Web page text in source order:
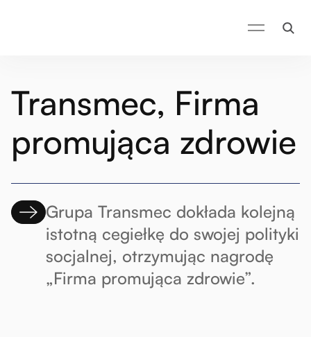
Transmec, Firma
promująca zdrowie
Grupa Transmec dokłada kolejną
istotną cegiełkę do swojej polityki
socjalnej, otrzymując nagrodę
„Firma promująca zdrowie”.